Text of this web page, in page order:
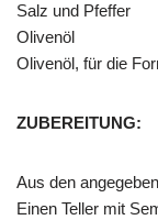
Salz und Pfeffer
Olivenöl
Olivenöl, für die
ZUBEREITUNG:
Aus den
Einen Teller mit